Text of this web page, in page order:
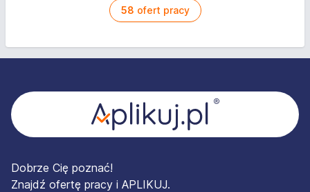
58 ofert pracy
Dobrze Cię poznać!
Znajdź ofertę pracy i APLIKUJ.